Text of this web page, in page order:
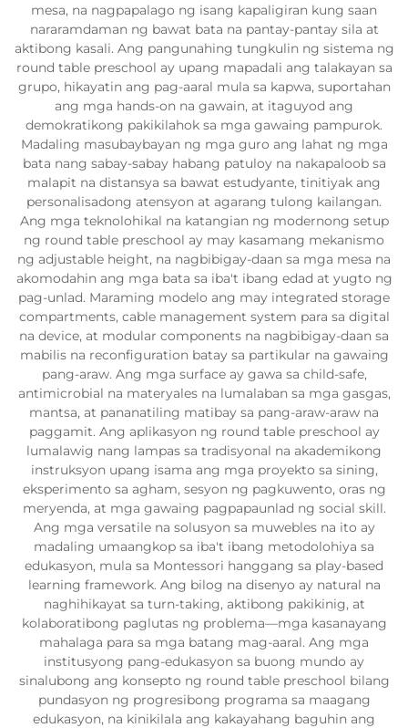
mesa, na nagpapalago ng isang kapaligiran kung saan
nararamdaman ng bawat bata na pantay-pantay sila at
aktibong kasali. Ang pangunahing tungkulin ng sistema ng
round table preschool ay upang mapadali ang talakayan sa
grupo, hikayatin ang pag-aaral mula sa kapwa, suportahan
ang mga hands-on na gawain, at itaguyod ang
demokratikong pakikilahok sa mga gawaing pampurok.
Madaling masubaybayan ng mga guro ang lahat ng mga
bata nang sabay-sabay habang patuloy na nakapaloob sa
malapit na distansya sa bawat estudyante, tinitiyak ang
personalisadong atensyon at agarang tulong kailangan.
Ang mga teknolohikal na katangian ng modernong setup
ng round table preschool ay may kasamang mekanismo
ng adjustable height, na nagbibigay-daan sa mga mesa na
akomodahin ang mga bata sa iba't ibang edad at yugto ng
pag-unlad. Maraming modelo ang may integrated storage
compartments, cable management system para sa digital
na device, at modular components na nagbibigay-daan sa
mabilis na reconfiguration batay sa partikular na gawaing
pang-araw. Ang mga surface ay gawa sa child-safe,
antimicrobial na materyales na lumalaban sa mga gasgas,
mantsa, at pananatiling matibay sa pang-araw-araw na
paggamit. Ang aplikasyon ng round table preschool ay
lumalawig nang lampas sa tradisyonal na akademikong
instruksyon upang isama ang mga proyekto sa sining,
eksperimento sa agham, sesyon ng pagkuwento, oras ng
meryenda, at mga gawaing pagpapaunlad ng social skill.
Ang mga versatile na solusyon sa muwebles na ito ay
madaling umaangkop sa iba't ibang metodolohiya sa
edukasyon, mula sa Montessori hanggang sa play-based
learning framework. Ang bilog na disenyo ay natural na
naghihikayat sa turn-taking, aktibong pakikinig, at
kolaboratibong paglutas ng problema—mga kasanayang
mahalaga para sa mga batang mag-aaral. Ang mga
institusyong pang-edukasyon sa buong mundo ay
sinalubong ang konsepto ng round table preschool bilang
pundasyon ng progresibong programa sa maagang
edukasyon, na kinikilala ang kakayahang baguhin ang